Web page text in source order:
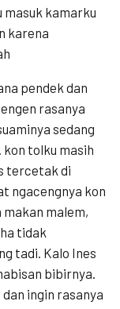
masuk kamarku
karena
pendek dan
rasanya
sedang
tolku masih
tercetak di
ngacengnya kon
malem,
tidak
tadi. Kalo Ines
bibirnya.
ingin rasanya